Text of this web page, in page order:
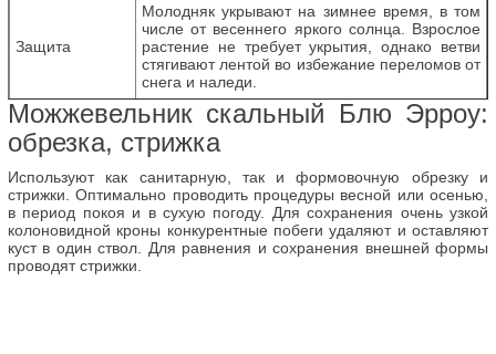
Защита
Молодняк укрывают на зимнее время, в том
числе от весеннего яркого солнца. Взрослое
растение не требует укрытия, однако ветви
стягивают лентой во избежание переломов от
снега и наледи.
Можжевельник скальный Блю Эрроу:
обрезка, стрижка
Используют как санитарную, так и формовочную обрезку и
стрижки. Оптимально проводить процедуры весной или осенью,
в период покоя и в сухую погоду. Для сохранения очень узкой
колоновидной кроны конкурентные побеги удаляют и оставляют
куст в один ствол. Для равнения и сохранения внешней формы
проводят стрижки.